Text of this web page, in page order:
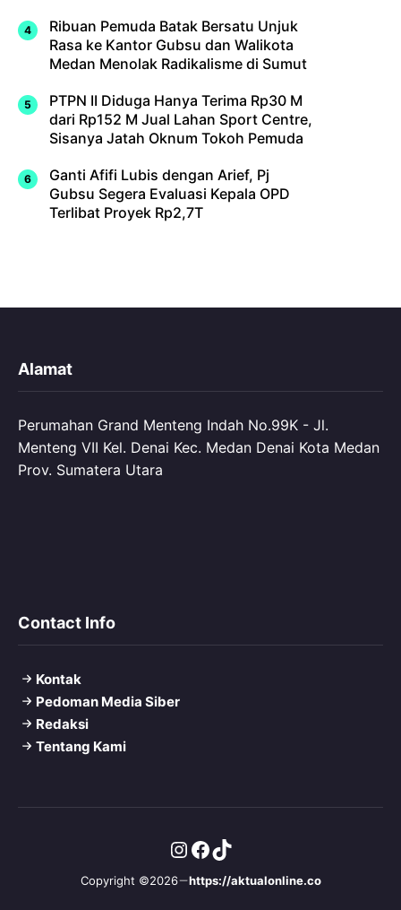
Ribuan Pemuda Batak Bersatu Unjuk
Rasa ke Kantor Gubsu dan Walikota
Medan Menolak Radikalisme di Sumut
PTPN II Diduga Hanya Terima Rp30 M
dari Rp152 M Jual Lahan Sport Centre,
Sisanya Jatah Oknum Tokoh Pemuda
Ganti Afifi Lubis dengan Arief, Pj
Gubsu Segera Evaluasi Kepala OPD
Terlibat Proyek Rp2,7T
Alamat
Perumahan Grand Menteng Indah No.99K - Jl.
Menteng VII Kel. Denai Kec. Medan Denai Kota Medan
Prov. Sumatera Utara
Contact Info
Kontak
Pedoman Media Siber
Redaksi
Tentang Kami
Copyright ©2026 https://aktualonline.co
Instagram
Facebook
TikTok